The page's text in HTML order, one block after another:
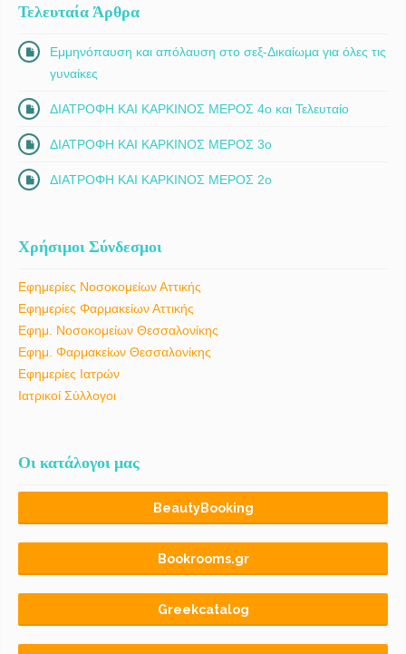
Τελευταία Άρθρα
Εμμηνόπαυση και απόλαυση στο σεξ-Δικαίωμα για όλες τις
γυναίκες
ΔΙΑΤΡΟΦΗ ΚΑΙ ΚΑΡΚΙΝΟΣ ΜΕΡΟΣ 4ο και Τελευταίο
ΔΙΑΤΡΟΦΗ ΚΑΙ ΚΑΡΚΙΝΟΣ ΜΕΡΟΣ 3ο
ΔΙΑΤΡΟΦΗ ΚΑΙ ΚΑΡΚΙΝΟΣ ΜΕΡΟΣ 2ο
Χρήσιμοι Σύνδεσμοι
Εφημερίες Νοσοκομείων Αττικής
Εφημερίες Φαρμακείων Αττικής
Εφημ. Νοσοκομείων Θεσσαλονίκης
Εφημ. Φαρμακείων Θεσσαλονίκης
Εφημερίες Ιατρών
Ιατρικοί Σύλλογοι
Οι κατάλογοι μας
BeautyBooking
Bookrooms.gr
Greekcatalog